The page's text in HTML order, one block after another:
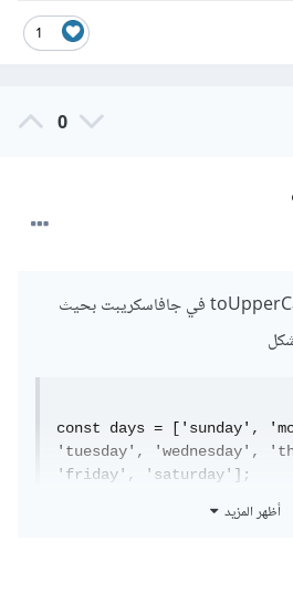
1
0
يمكنك استخدام دالة toUpperCase في جافاسكريبت بحيث
const days = ['sunday',
'tuesday', 'wednesday',
'friday', 'saturday'];
ثم يمكنك إنشاء for loop بهذا الشكل , ليتم تحويل جميع الكلمات
أظهر المزيد